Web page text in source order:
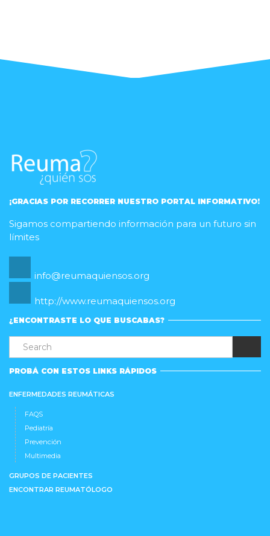
¡GRACIAS POR RECORRER NUESTRO PORTAL INFORMATIVO!
Sigamos compartiendo información para un futuro sin
límites
info@reumaquiensos.org
http://www.reumaquiensos.org
¿ENCONTRASTE LO QUE BUSCABAS?
PROBÁ CON ESTOS LINKS RÁPIDOS
ENFERMEDADES REUMÁTICAS
FAQS
Pediatría
Prevención
Multimedia
GRUPOS DE PACIENTES
ENCONTRAR REUMATÓLOGO